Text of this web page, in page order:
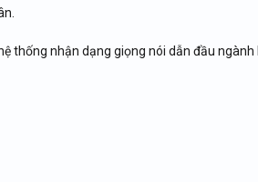
thống nhận dạng giọng nói dẫn đầu ngành